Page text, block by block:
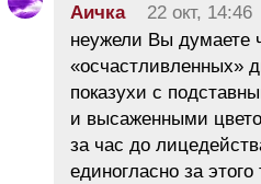
Аичка 22 окт, 14:46
неужели Вы думаете
«осчастливленных»
показухи с
и высаженными
за час до
единогласно за этого